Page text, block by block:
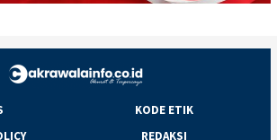
KODE ETIK
REDAKSI